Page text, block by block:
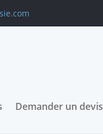
Demander un devis